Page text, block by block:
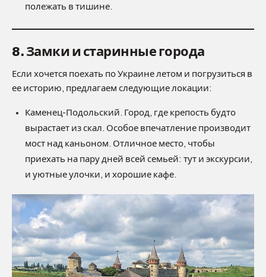
полежать в тишине.
8. Замки и старинные города
Если хочется поехать по Украине летом и погрузиться в
ее историю, предлагаем следующие локации:
Каменец-Подольский. Город, где крепость будто
вырастает из скал. Особое впечатление производит
мост над каньоном. Отличное место, чтобы
приехать на пару дней всей семьей: тут и экскурсии,
и уютные улочки, и хорошие кафе.